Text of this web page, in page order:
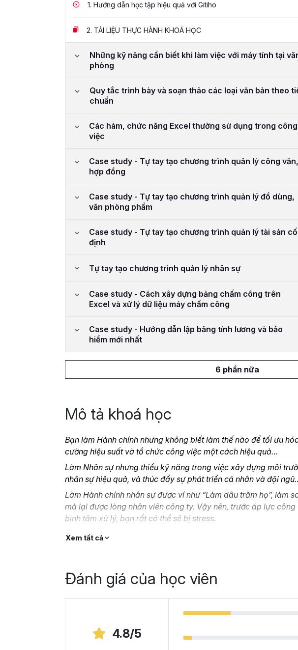
1. Hướng dẫn học tập hiệu quả với Gitiho
2. TÀI LIỆU THỰC HÀNH KHOÁ HỌC
Những kỹ năng cần biết khi làm việc với máy tính tại
phòng
Quy tắc trình bày và soạn thảo các loại văn bản theo
chuẩn
Các hàm, chức năng Excel thường sử dụng trong công
việc
Case study - Tự tay tạo chương trình quản lý công văn,
hợp đồng
Case study - Tự tay tạo chương trình quản lý đồ dùng,
văn phòng phẩm
Case study - Tự tay tạo chương trình quản lý tài sản cố
định
Tự tay tạo chương trình quản lý nhân sự
Case study - Cách xây dựng bảng chấm công trên
Excel và xử lý dữ liệu máy chấm công
Case study - Hướng dẫn lập bảng tính lương và bảo
hiểm mới nhất
6 phần nữa
Mô tả khoá học
Bạn làm Hành chính nhưng không biết làm thế nào để tối ưu
cường hiệu suất và tổ chức công việc một cách hiệu quả…
Làm Nhân sự nhưng thiếu kỹ năng trong việc xây dựng môi
nhân sự hiệu quả, và thúc đẩy sự phát triển cá nhân và đội
Làm Hành chính nhân sự được ví như “Làm dâu trăm họ”, làm
mà lại được lòng nhân viên công ty. Vậy nên, trước áp lực
bình tâm xử lý, bạn rất có thể sẽ bị stress.
Nếu bạn là một nhân viên Hành chính nhân sự tổng hợp chưa có
Tại sao bạn nên chọn khóa học
Khóa học giúp bạn tự học nghiệp vụ
với 24
năng cần thiết. Lộ trình 14 chương học giúp bạn nắm vững các
Xem tất cả
Đánh giá của học viên
4.8/5